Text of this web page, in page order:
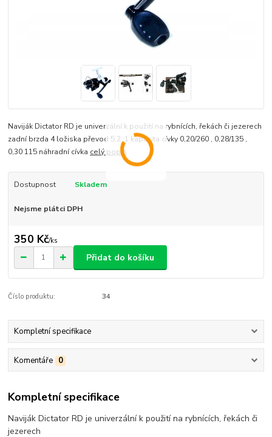
Naviják Dictator RD je univerzální k použití na rybnících, řekách či jezerech
zadní brzda 4 ložiska převod 5,2 :1 kapacita cívky 0,20/260 , 0,28/135 ,
0,30 115 náhradní cívka celý popis
Dostupnost Skladem
Nejsme plátci DPH
350 Kč/ks
Přidat do košíku
Číslo produktu: 34
Kompletní specifikace
Komentáře 0
Kompletní specifikace
Naviják Dictator RD je univerzální k použití na rybnících, řekách či
jezerech